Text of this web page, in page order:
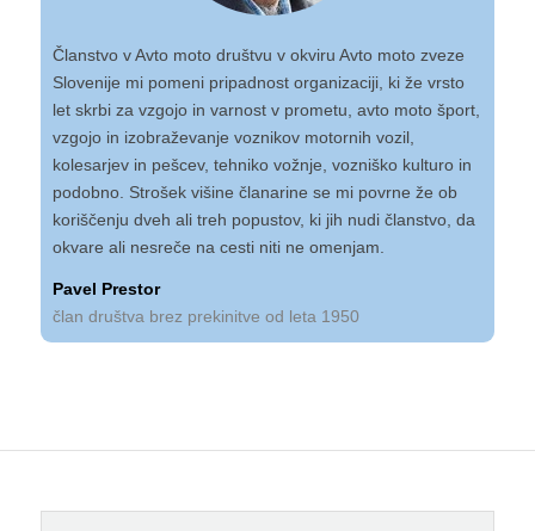
Članstvo v Avto moto društvu v okviru Avto moto zveze
Slovenije mi pomeni pripadnost organizaciji, ki že vrsto
let skrbi za vzgojo in varnost v prometu, avto moto šport,
vzgojo in izobraževanje voznikov motornih vozil,
kolesarjev in pešcev, tehniko vožnje, vozniško kulturo in
podobno. Strošek višine članarine se mi povrne že ob
koriščenju dveh ali treh popustov, ki jih nudi članstvo, da
okvare ali nesreče na cesti niti ne omenjam.
Pavel Prestor
član društva brez prekinitve od leta 1950